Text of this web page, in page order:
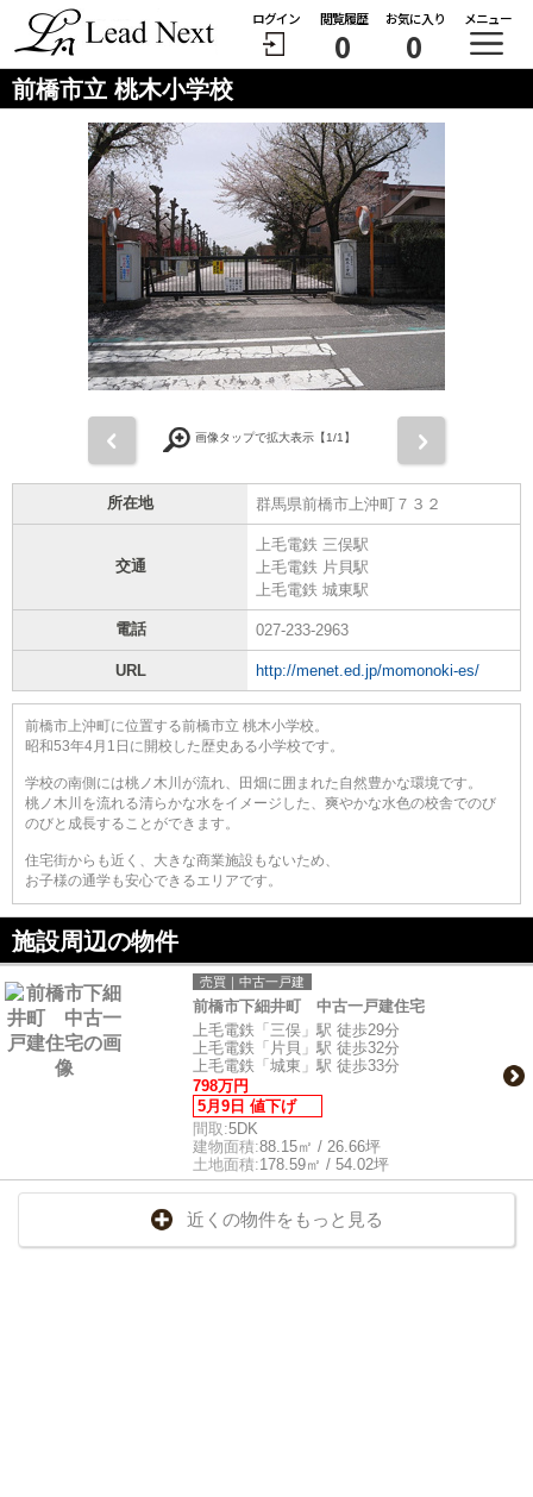
ログイン 閲覧履歴
0
お気に入り
0
メニュー
前橋市立 桃木小学校
画像タップで拡大表示【1/1】
所在地 群馬県前橋市上沖町７３２
交通
上毛電鉄 三俣駅
上毛電鉄 片貝駅
上毛電鉄 城東駅
電話 027-233-2963
URL http://menet.ed.jp/momonoki-es/
前橋市上沖町に位置する前橋市立 桃木小学校。
昭和53年4月1日に開校した歴史ある小学校です。
学校の南側には桃ノ木川が流れ、田畑に囲まれた自然豊かな環境です。
桃ノ木川を流れる清らかな水をイメージした、爽やかな水色の校舎でのび
のびと成長することができます。
住宅街からも近く、大きな商業施設もないため、
お子様の通学も安心できるエリアです。
施設周辺の物件
売買｜中古一戸建
前橋市下細井町 中古一戸建住宅
上毛電鉄「三俣」駅 徒歩29分
上毛電鉄「片貝」駅 徒歩32分
上毛電鉄「城東」駅 徒歩33分
798万円
5月9日 値下げ
間取:5DK
建物面積:88.15㎡ / 26.66坪
土地面積:178.59㎡ / 54.02坪
近くの物件をもっと見る